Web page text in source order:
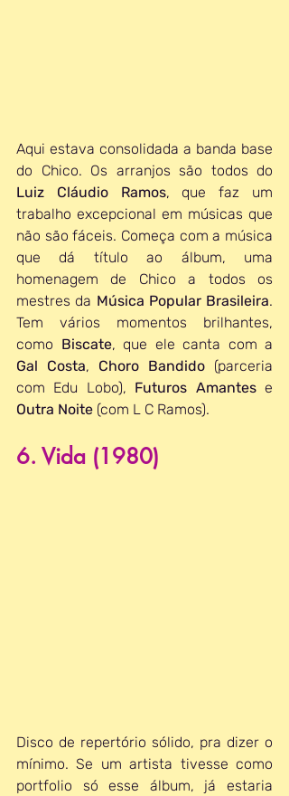
Aqui estava consolidada a banda base
Luiz Cláudio Ramos, que faz um
trabalho excepcional em músicas que
não são fáceis. Começa com a música
que dá título ao álbum, uma
homenagem de Chico a todos os
mestres da Música Popular Brasileira.
Tem vários momentos brilhantes,
como Biscate
Gal Costa, Choro Bandido (parceria
com Edu Lobo), Futuros Amantes
Outra Noite (com L C Ramos).
6. Vida (1980)
Disco de repertório sólido, pra dizer o
mínimo. Se um artista tivesse como
portfolio só esse álbum, já estaria